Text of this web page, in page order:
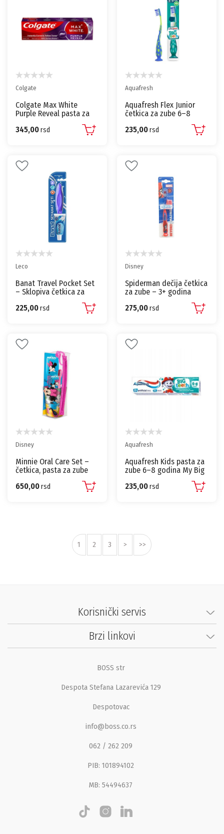
Colgate
Colgate Max White
Purple Reveal pasta za
345,00rsd
Aquafresh
Aquafresh Flex Junior
četkica za zube 6–8
235,00rsd
Leco
Banat Travel Pocket Set
– Sklopiva četkica za
225,00rsd
Disney
Spiderman dečija četkica
za zube – 3+ godina
275,00rsd
Disney
Minnie Oral Care Set –
četkica, pasta za zube
650,00rsd
Aquafresh
Aquafresh Kids pasta za
zube 6–8 godina My Big
235,00rsd
1 2 3 > >>
Korisnički servis
Brzi linkovi
BOSS str
Despota Stefana Lazarevića 129
Despotovac
info@boss.co.rs
062 / 262 209
PIB: 101894102
MB: 54494637